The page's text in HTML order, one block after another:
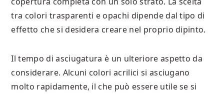
tra colori trasparenti e opachi dipende dal tipo di
effetto che si desidera creare nel proprio dipinto.
Il tempo di asciugatura è un ulteriore aspetto da
considerare. Alcuni colori acrilici si asciugano
molto rapidamente, il che può essere utile se si